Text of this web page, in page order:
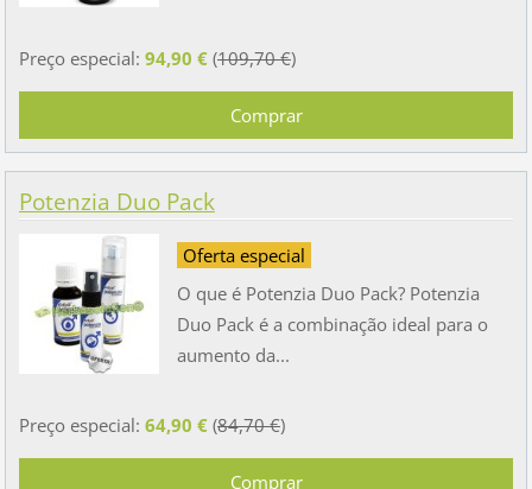
Preço especial: 94,90 €(109,70 €)
Potenzia Duo Pack
Oferta especial
O que é Potenzia Duo Pack? Potenzia
Duo Pack é a combinação ideal para o
aumento da...
Preço especial: 64,90 €(84,70 €)